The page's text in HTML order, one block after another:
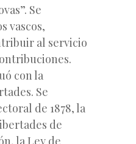
Se
vascos,
al servicio
con la
Se
de 1878, la
de
la Ley de